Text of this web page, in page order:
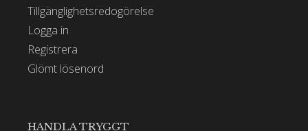
Tillgänglighetsredogörelse
Logga in
Registrera
Glömt lösenord
HANDLA TRYGGT